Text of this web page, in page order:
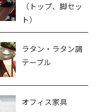
（トップ、脚セッ
ト）
ラタン・ラタン調
テーブル
オフィス家具